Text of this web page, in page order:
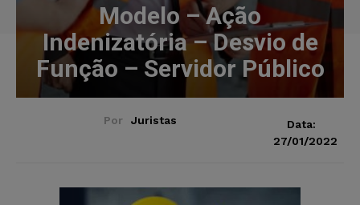
Modelo – Ação
Indenizatória – Desvio de
Função – Servidor Público
Por Juristas
Data:
27/01/2022